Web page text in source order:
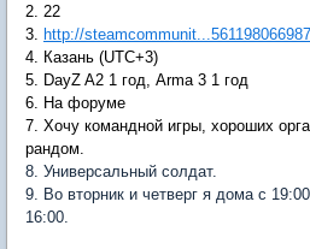
2. 22
3. http://
4. Казань (UTC+3)
5. DayZ A2 1 год, Arma 3 1 год
6. На форуме
7. Хочу командной игры, хороших
рандом.
8. Универсальный солдат.
9. Во вторник и четверг я дома с
16:00.